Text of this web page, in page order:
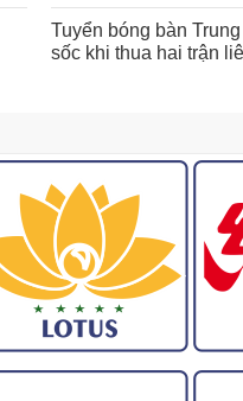
Tuyển bóng bàn
sốc khi thua hai trận